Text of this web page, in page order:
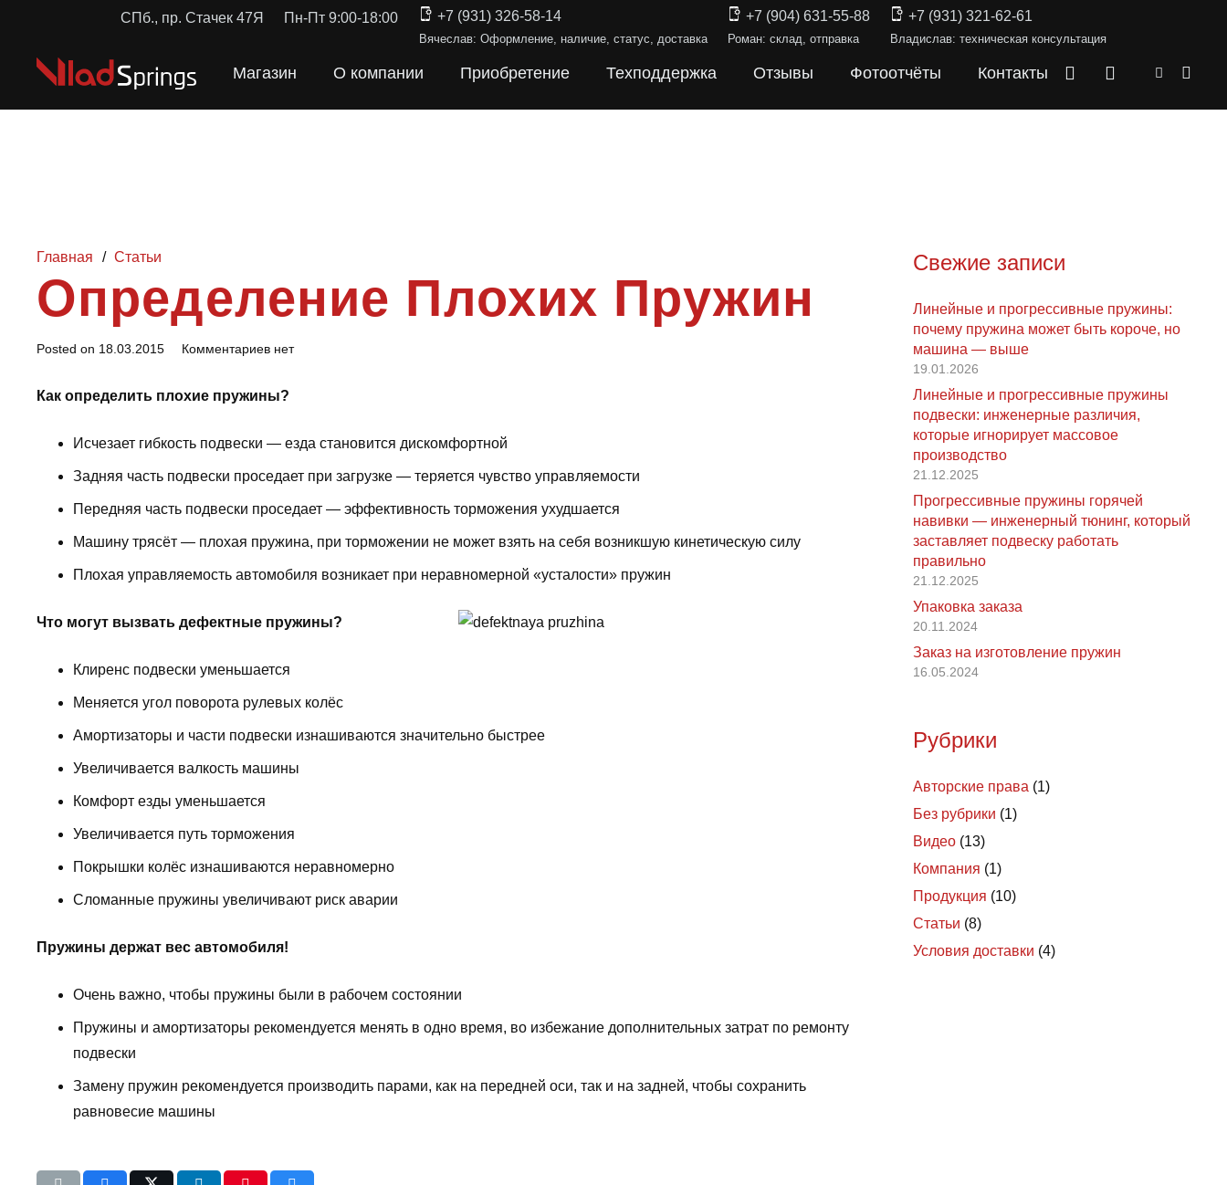
СПб., пр. Стачек 47Я Пн-Пт 9:00-18:00 +7 (931) 326-58-14
Вячеслав: Оформление, наличие, статус, доставка
+7 (904) 631-55-88
Роман: склад, отправка
+7 (931) 321-62-61
Владислав: техническая консультация
Магазин О компании Приобретение Техподдержка Отзывы Фотоотчёты Контакты
Главная / Статьи
Определение Плохих Пружин
Posted on 18.03.2015 Комментариев нет
Как определить плохие пружины?
Исчезает гибкость подвески — езда становится дискомфортной
Задняя часть подвески проседает при загрузке — теряется чувство управляемости
Передняя часть подвески проседает — эффективность торможения ухудшается
Машину трясёт — плохая пружина, при торможении не может взять на себя возникшую кинетическую силу
Плохая управляемость автомобиля возникает при неравномерной «усталости» пружин
Что могут вызвать дефектные пружины?
Клиренс подвески уменьшается
Меняется угол поворота рулевых колёс
Амортизаторы и части подвески изнашиваются значительно быстрее
Увеличивается валкость машины
Комфорт езды уменьшается
Увеличивается путь торможения
Покрышки колёс изнашиваются неравномерно
Сломанные пружины увеличивают риск аварии
Пружины держат вес автомобиля!
Очень важно, чтобы пружины были в рабочем состоянии
Пружины и амортизаторы рекомендуется менять в одно время, во избежание дополнительных затрат по ремонту
подвески
Замену пружин рекомендуется производить парами, как на передней оси, так и на задней, чтобы сохранить
равновесие машины
Свежие записи
Линейные и прогрессивные пружины:
почему пружина может быть короче, но
машина — выше
19.01.2026
Линейные и прогрессивные пружины
подвески: инженерные различия,
которые игнорирует массовое
производство
21.12.2025
Прогрессивные пружины горячей
навивки — инженерный тюнинг, который
заставляет подвеску работать
правильно
21.12.2025
Упаковка заказа
20.11.2024
Заказ на изготовление пружин
16.05.2024
Рубрики
Авторские права (1)
Без рубрики (1)
Видео (13)
Компания (1)
Продукция (10)
Статьи (8)
Условия доставки (4)